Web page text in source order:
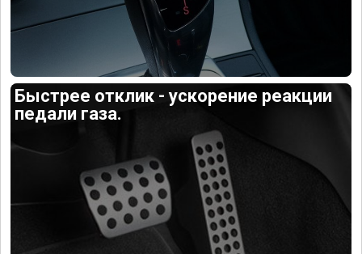
Быстрее отклик - ускорение реакции
педали газа.